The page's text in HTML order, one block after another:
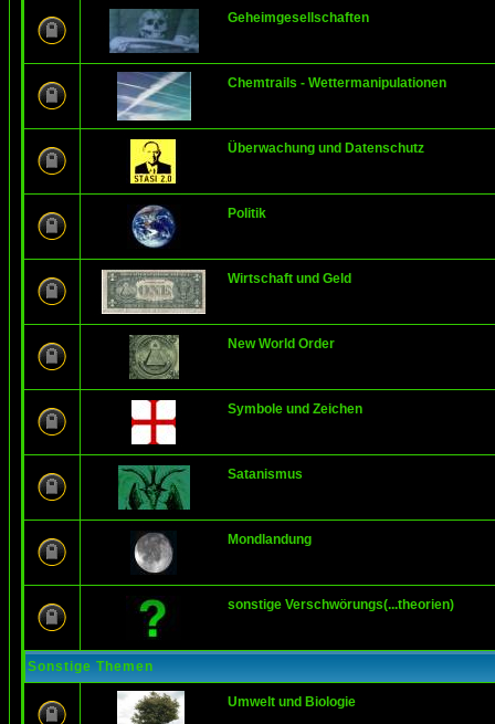
Geheimgesellschaften
Chemtrails - Wettermanipulationen
Überwachung und Datenschutz
Politik
Wirtschaft und Geld
New World Order
Symbole und Zeichen
Satanismus
Mondlandung
sonstige Verschwörungs(...theorien)
Sonstige Themen
Umwelt und Biologie